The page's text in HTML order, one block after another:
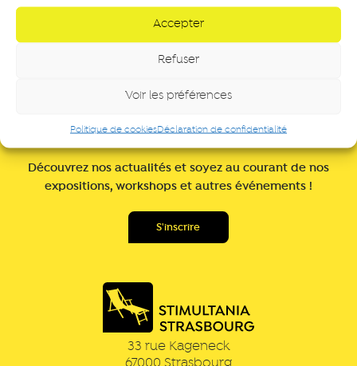
Accepter
Refuser
Voir les préférences
Politique de cookiesDéclaration de confidentialité
NEWSLETTER
Découvrez nos actualités et soyez au courant de nos
expositions, workshops et autres événements !
33 rue Kageneck